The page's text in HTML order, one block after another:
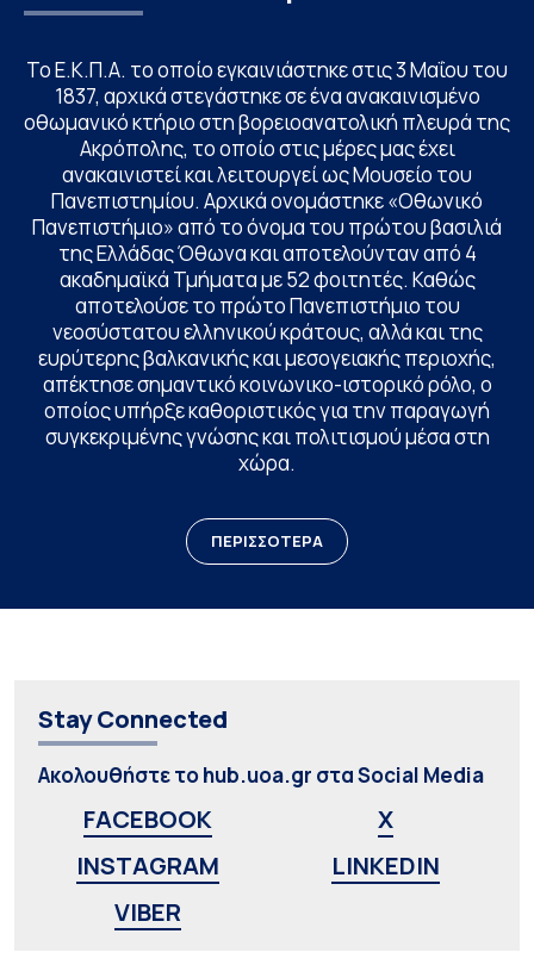
Το Ε.Κ.Π.Α. το οποίο εγκαινιάστηκε στις 3 Μαΐου του
1837, αρχικά στεγάστηκε σε ένα ανακαινισμένο
οθωμανικό κτήριο στη βορειοανατολική πλευρά της
Ακρόπολης, το οποίο στις μέρες μας έχει
ανακαινιστεί και λειτουργεί ως Μουσείο του
Πανεπιστημίου. Αρχικά ονομάστηκε «Οθωνικό
Πανεπιστήμιο» από το όνομα του πρώτου βασιλιά
της Ελλάδας Όθωνα και αποτελούνταν από 4
ακαδημαϊκά Τμήματα με 52 φοιτητές. Καθώς
αποτελούσε το πρώτο Πανεπιστήμιο του
νεοσύστατου ελληνικού κράτους, αλλά και της
ευρύτερης βαλκανικής και μεσογειακής περιοχής,
απέκτησε σημαντικό κοινωνικο-ιστορικό ρόλο, ο
οποίος υπήρξε καθοριστικός για την παραγωγή
συγκεκριμένης γνώσης και πολιτισμού μέσα στη
χώρα.
ΠΕΡΙΣΣΟΤΕΡΑ
Stay Connected
Ακολουθήστε το hub.uoa.gr στα Social Media
FACEBOOK
X
INSTAGRAM
LINKEDIN
VIBER